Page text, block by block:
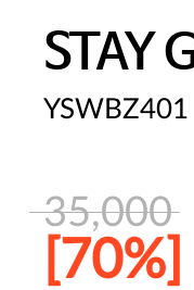
STAY
YSWBZ401
35,000
[70%]